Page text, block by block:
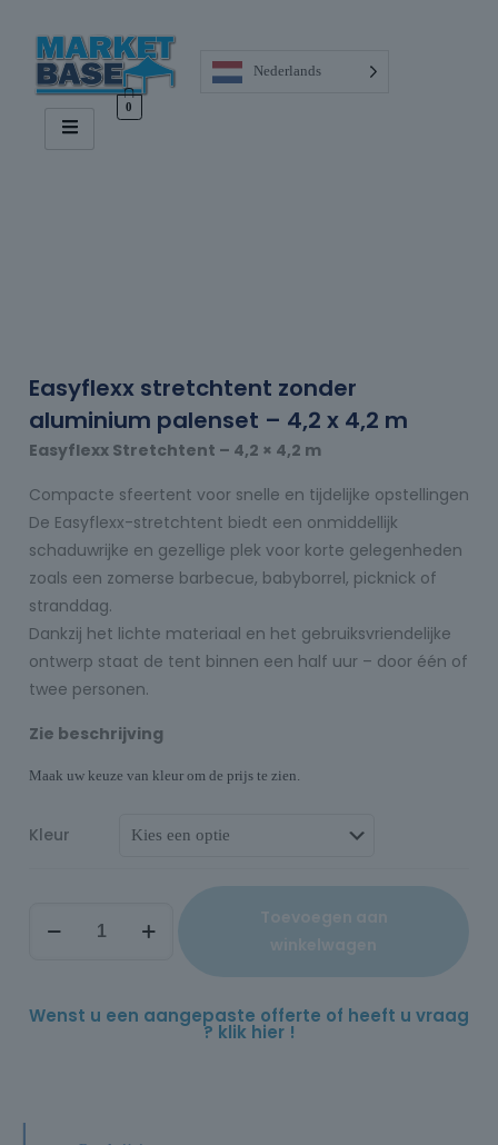
0
Nederlands
Easyflexx stretchtent zonder
aluminium palenset – 4,2 x 4,2 m
Easyflexx Stretchtent – 4,2 × 4,2 m
Compacte sfeertent voor snelle en tijdelijke opstellingen
De Easyflexx-stretchtent biedt een onmiddellijk
schaduwrijke en gezellige plek voor korte gelegenheden
zoals een zomerse barbecue, babyborrel, picknick of
stranddag.
Dankzij het lichte materiaal en het gebruiksvriendelijke
ontwerp staat de tent binnen een half uur – door één of
twee personen.
Zie beschrijving
Maak uw keuze van kleur om de prijs te zien.
Kleur
Wenst u een aangepaste offerte of heeft u vraag
? klik hier !